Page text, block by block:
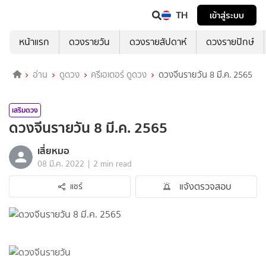
TH
เข้าสู่ระบบ
หน้าแรก
ดวงรายวัน ดวงรายสัปดาห์ ดวงรายปักษ์
อ่าน ดูดวง ครีเอเตอร์ ดูดวง ดวงจีนรายวัน 8 มี.ค. 2565
เสริมดวง
ดวงจีนรายวัน 8 มี.ค. 2565
เสี่ยหมอ
08 มี.ค. 2022 | 2 min read
แชร์
แจ้งตรวจสอบ